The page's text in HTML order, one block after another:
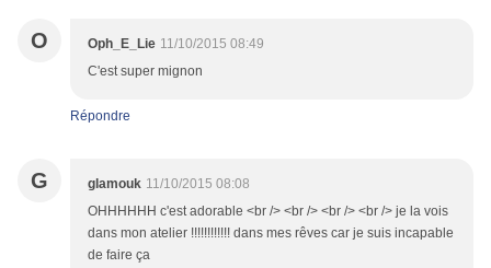
O Oph_E_Lie 11/10/2015 08:49
C'est super mignon
Répondre
G glamouk 11/10/2015 08:08
OHHHHHH c'est adorable <br /> <br /> <br /> <br /> je la vois
dans mon atelier !!!!!!!!!!!! dans mes rêves car je suis incapable
de faire ça